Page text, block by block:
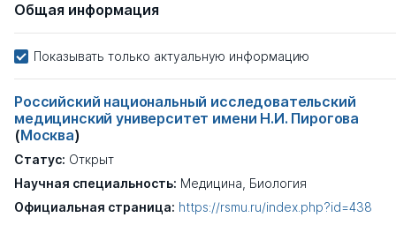
Общая информация
Показывать только актуальную информацию
Российский национальный исследовательский
медицинский университет имени Н.И. Пирогова
(Москва)
Статус: Открыт
Научная специальность: Медицина, Биология
Официальная страница: https://rsmu.ru/index.php?id=438